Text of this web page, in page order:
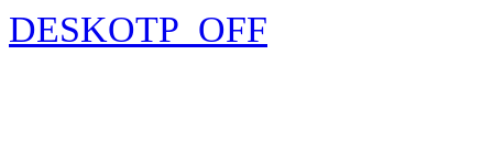
DESKOTP_OFF